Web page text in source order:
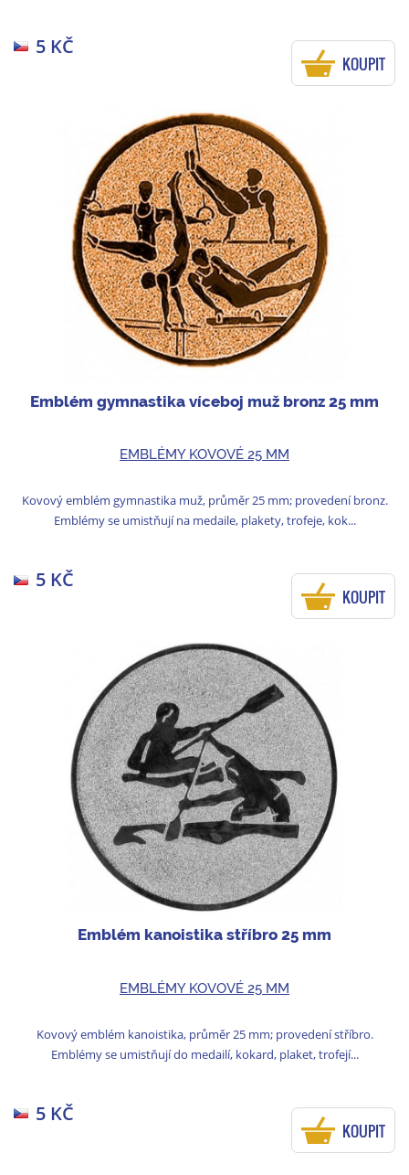
5 KČ
KOUPIT
Emblém gymnastika víceboj muž bronz 25 mm
EMBLÉMY KOVOVÉ 25 MM
Kovový emblém gymnastika muž, průměr 25 mm; provedení bronz.
Emblémy se umistňují na medaile, plakety, trofeje, kok...
5 KČ
KOUPIT
Emblém kanoistika stříbro 25 mm
EMBLÉMY KOVOVÉ 25 MM
Kovový emblém kanoistika, průměr 25 mm; provedení stříbro.
Emblémy se umistňují do medailí, kokard, plaket, trofejí...
5 KČ
KOUPIT